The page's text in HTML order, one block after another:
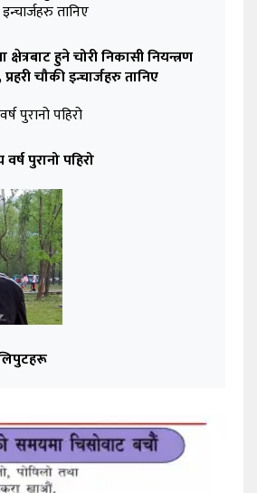
हुने चोरी निकासी नियन्त्रण
चौकी इन्चार्जहरु तानिए
पुरानो पहिरो